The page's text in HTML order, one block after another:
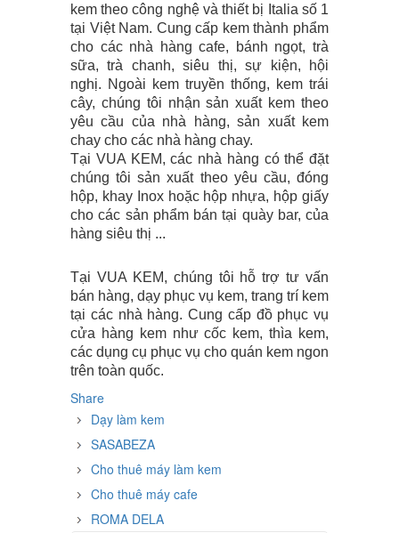
kem theo công nghệ và thiết bị Italia số 1
tại Việt Nam. Cung cấp kem thành phẩm
cho các nhà hàng cafe, bánh ngọt, trà
sữa, trà chanh, siêu thị, sự kiện, hội
nghị. Ngoài kem truyền thống, kem trái
cây, chúng tôi nhận sản xuất kem theo
yêu cầu của nhà hàng, sản xuất kem
chay cho các nhà hàng chay.
Tại VUA KEM, các nhà hàng có thể đặt
chúng tôi sản xuất theo yêu cầu, đóng
hộp, khay Inox hoặc hộp nhựa, hộp giấy
cho các sản phẩm bán tại quày bar, của
hàng siêu thị ...
Tại VUA KEM, chúng tôi hỗ trợ tư vấn
bán hàng, dạy phục vụ kem, trang trí kem
tại các nhà hàng. Cung cấp đồ phục vụ
cửa hàng kem như cốc kem, thìa kem,
các dụng cụ phục vụ cho quán kem ngon
trên toàn quốc.
Share
Dạy làm kem
SASABEZA
Cho thuê máy làm kem
Cho thuê máy cafe
ROMA DELA